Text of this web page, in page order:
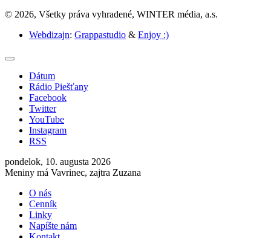
© 2026, Všetky práva vyhradené, WINTER média, a.s.
Webdizajn: Grappastudio & Enjoy :)
Dátum
Rádio Piešťany
Facebook
Twitter
YouTube
Instagram
RSS
pondelok, 10. augusta 2026
Meniny má Vavrinec, zajtra Zuzana
O nás
Cenník
Linky
Napíšte nám